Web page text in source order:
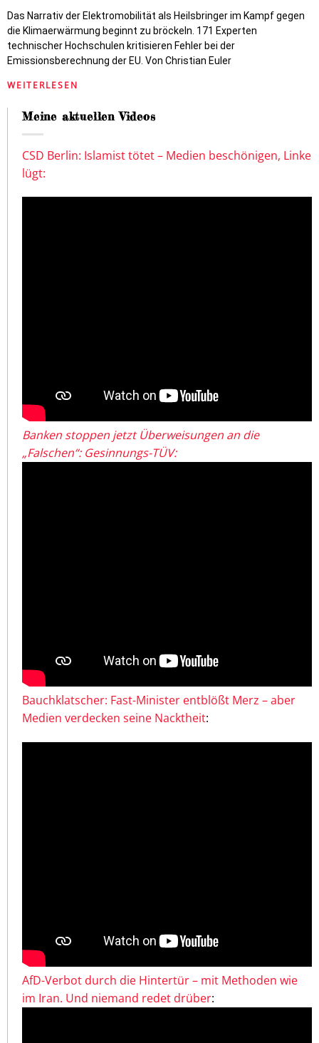
Das Narrativ der Elektromobilität als Heilsbringer im Kampf gegen
die Klimaerwärmung beginnt zu bröckeln. 171 Experten
technischer Hochschulen kritisieren Fehler bei der
Emissionsberechnung der EU. Von Christian Euler
WEITERLESEN
Meine aktuellen Videos
CSD Berlin: Islamist tötet – Medien beschönigen, Linke
lügt:
Banken stoppen jetzt Überweisungen an die
„Falschen“: Gesinnungs-TÜV:
Bauchklatscher: Fast-Minister entblößt Merz – aber
Medien verdecken seine Nacktheit:
AfD-Verbot durch die Hintertür – mit Methoden wie
im Iran. Und niemand redet drüber: